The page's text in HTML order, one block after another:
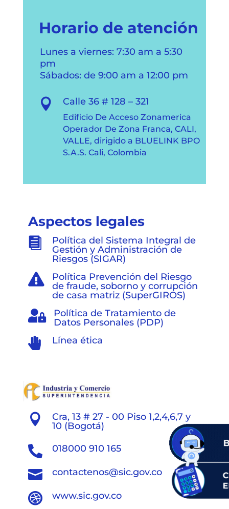
Horario de atención
Lunes a viernes: 7:30 am a 5:30
pm
Sábados: de 9:00 am a 12:00 pm
 Calle 36 # 128 – 321
Edificio De Acceso Zonamerica
Operador De Zona Franca, CALI,
VALLE, dirigido a BLUELINK BPO
S.A.S. Cali, Colombia
Aspectos legales

Política del Sistema Integral de
Gestión y Administración de
Riesgos (SIGAR)

Política Prevención del Riesgo
de fraude, soborno y corrupción
de casa matriz (SuperGIROS)

Política de Tratamiento de
Datos Personales (PDP)
 Línea ética

Cra, 13 # 27 - 00 Piso 1,2,4,6,7 y
10 (Bogotá)
 018000 910 165
 contactenos@sic.gov.co
 www.sic.gov.co